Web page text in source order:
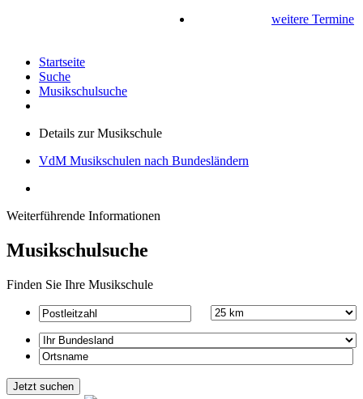
weitere Termine
Startseite
Suche
Musikschulsuche
Details zur Musikschule
VdM Musikschulen nach Bundesländern
Weiterführende Informationen
Musikschulsuche
Finden Sie Ihre Musikschule